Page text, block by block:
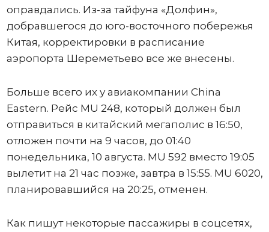
оправдались. Из-за тайфуна «Долфин»,
добравшегося до юго-восточного побережья
Китая, корректировки в расписание
аэропорта Шереметьево все же внесены.
Больше всего их у авиакомпании China
Eastern. Рейс MU 248, который должен был
отправиться в китайский мегаполис в 16:50,
отложен почти на 9 часов, до 01:40
понедельника, 10 августа. MU 592 вместо 19:05
вылетит на 21 час позже, завтра в 15:55. MU 6020,
планировавшийся на 20:25, отменен.
Как пишут некоторые пассажиры в соцсетях,